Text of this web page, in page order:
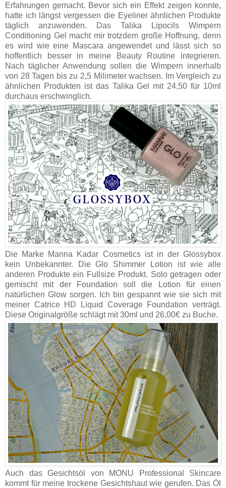
Erfahrungen gemacht. Bevor sich ein Effekt zeigen konnte,
hatte ich längst vergessen die Eyeliner ähnlichen Produkte
täglich anzuwenden. Das Talika Lipocils Wimpern
Conditioning Gel macht mir trotzdem große Hoffnung, denn
es wird wie eine Mascara angewendet und lässt sich so
hoffentlich besser in meine Beauty Routine integrieren.
Nach täglicher Anwendung sollen die Wimpern innerhalb
von 28 Tagen bis zu 2,5 Milimeter wachsen. Im Vergleich zu
ähnlichen Produkten ist das Talika Gel mit 24,50 für 10ml
durchaus erschwinglich.
Die Marke Manna Kadar Cosmetics ist in der Glossybox
kein Unbekannter. Die Glo Shimmer Lotion ist wie alle
anderen Produkte ein Fullsize Produkt. Solo getragen oder
gemischt mit der Foundation soll die Lotion für einen
natürlichen Glow sorgen. Ich bin gespannt wie sie sich mit
meiner Catrice HD Liquid Coverage Foundation verträgt.
Diese Originalgröße schlägt mit 30ml und 26,00€ zu Buche.
Auch das Gesichtsöl von MONU Professional Skincare
kommt für meine trockene Gesichtshaut wie gerufen. Das Öl